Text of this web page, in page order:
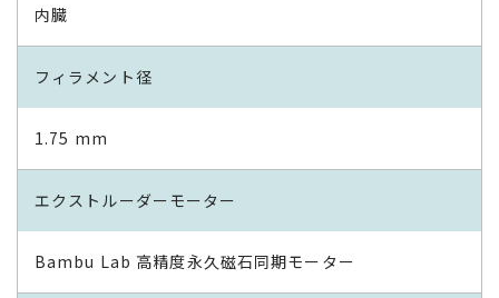
内臓
フィラメント径
1.75 mm
エクストルーダーモーター
Bambu Lab 高精度永久磁石同期モーター